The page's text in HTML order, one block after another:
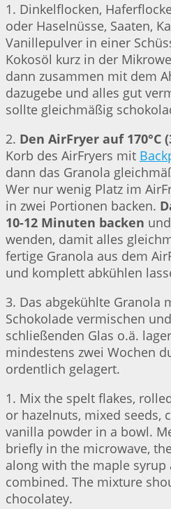
1. Dinkelflocken,
oder Haselnüsse, Saaten,
Vanillepulver in einer
Kokosöl kurz in der
dann zusammen mit dem
dazugebe und alles gut
sollte gleichmäßig
2. Den AirFryer auf 170°C
Korb des AirFryers mit
dann das Granola
Wer nur wenig Platz im
in zwei Portionen backen.
10-12 Minuten backen
wenden, damit alles
fertige Granola aus dem
und komplett abkühlen
3. Das abgekühlte Granola
Schokolade vermischen
schließenden Glas o.ä.
mindestens zwei Wochen
ordentlich gelagert.
1. Mix the spelt flakes,
or hazelnuts, mixed seeds,
vanilla powder in a bowl.
briefly in the microwave,
along with the maple
combined. The mixture
chocolatey.